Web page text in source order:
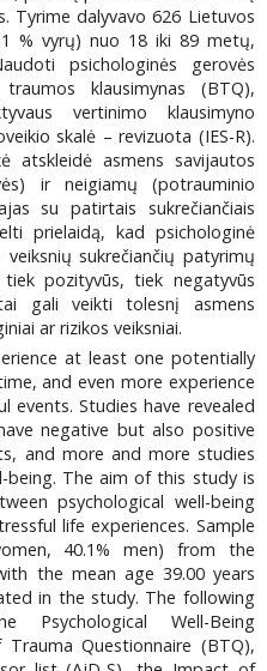
Tyrime dalyvavo 626 Lietuvos
% vyrų) nuo 18 iki 89 metų,
psichologinės gerovės
klausimynas (BTQ),
vertinimo klausimyno
skalė – revizuota (IES-R).
atskleidė asmens savijautos
ir neigiamų (potrauminio
su patirtais sukrečiančiais
prielaidą, kad psichologinė
sukrečiančių patyrimų
pozityvūs, tiek negatyvūs
gali veikti tolesnį asmens
ar rizikos veiksniai.
at least one potentially
and even more experience
events. Studies have revealed
negative but also positive
and more and more studies
being. The aim of this study is
psychological well-being
life experiences. Sample
40.1% men) from the
the mean age 39.00 years
in the study. The following
Psychological Well-Being
Questionnaire (BTQ),